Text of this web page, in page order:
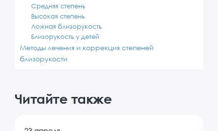
Средняя степень
Высокая степень
Ложная близорукость
Близорукость у детей
Методы лечения и коррекция степеней
близорукости
Читайте также